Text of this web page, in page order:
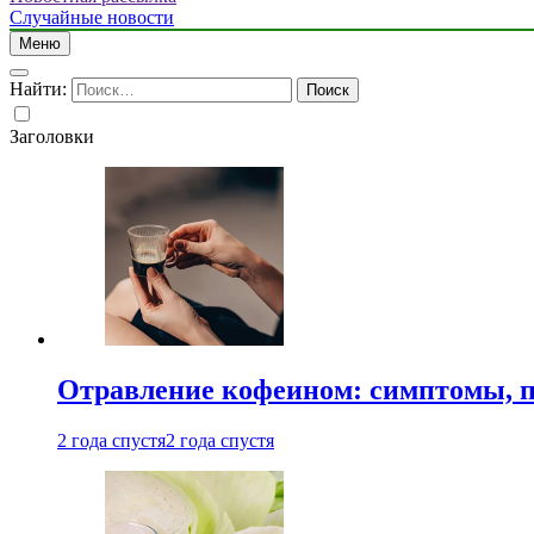
Случайные новости
Меню
Найти:
Заголовки
Отравление кофеином: симптомы,
2 года спустя2 года спустя